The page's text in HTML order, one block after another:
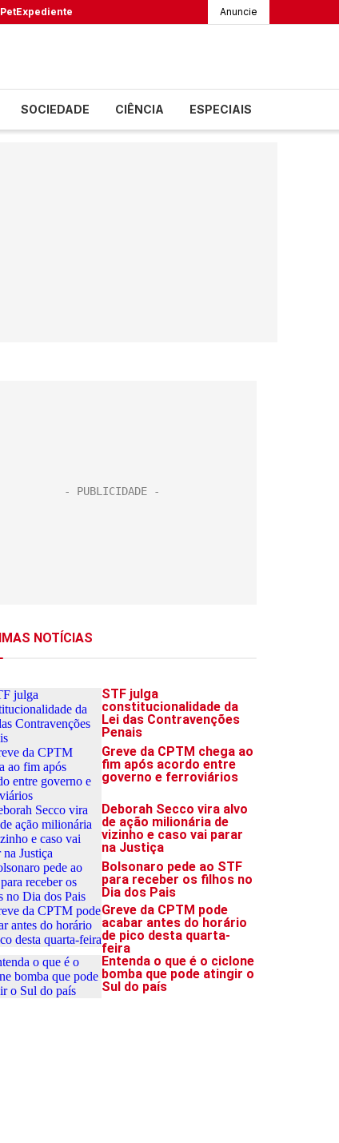
PetExpediente Anuncie
SOCIEDADE CIÊNCIA ESPECIAIS